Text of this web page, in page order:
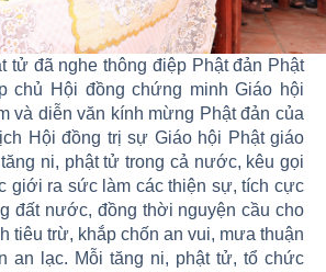
tử đã nghe thông điệp Phật đản Phật
chủ Hội đồng chứng minh Giáo hội
và diễn văn kính mừng Phật đản của
Hội đồng trị sự Giáo hội Phật giáo
ni, phật tử trong cả nước, kêu gọi
giới ra sức làm các thiện sự, tích cực
đất nước, đồng thời nguyện cầu cho
tiêu trừ, khắp chốn an vui, mưa thuận
an lạc. Mỗi tăng ni, phật tử, tổ chức